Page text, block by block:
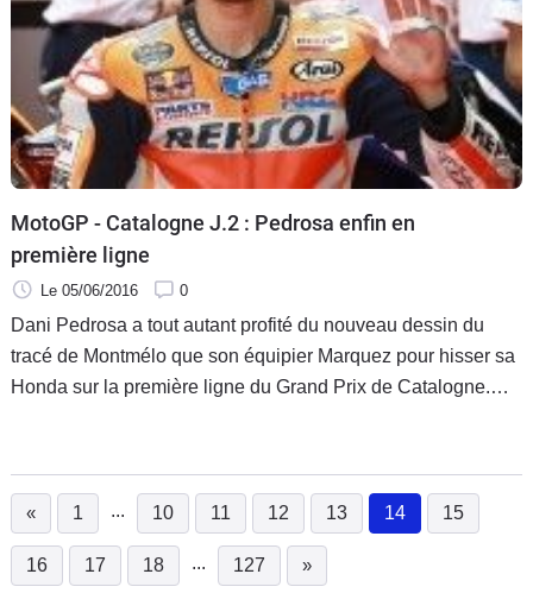
MotoGP - Catalogne J.2 : Pedrosa enfin en
première ligne
Le 05/06/2016 0
Dani Pedrosa a tout autant profité du nouveau dessin du
tracé de Montmélo que son équipier Marquez pour hisser sa
Honda sur la première ligne du Grand Prix de Catalogne.
« 1 ... 10 11 12 13 14
(current)
15
16 17 18 ... 127 »